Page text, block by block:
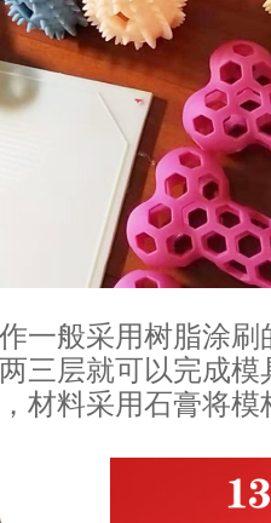
一般采用树脂涂
三层就可以完成
材料采用石膏将模